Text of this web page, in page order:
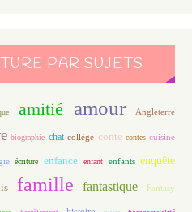
PAR SUJETS
amitié amour Angleterre
biographie chat collège conte contes cuisine
écriture enfance enfant enfants enquête
famille fantastique Fantasy